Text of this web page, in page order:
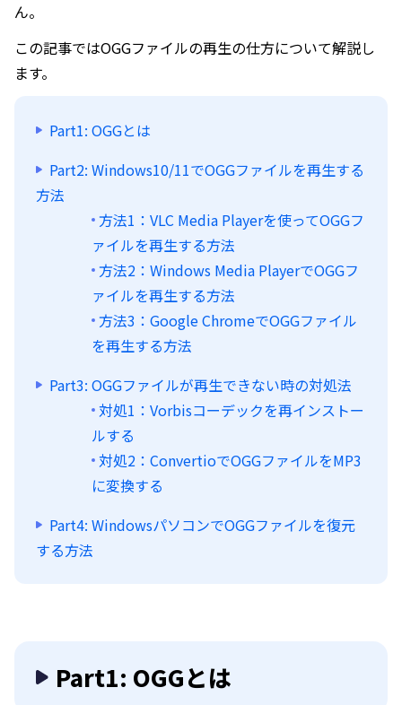
ん。
この記事ではOGGファイルの再生の仕方について解説し
ます。
Part1: OGGとは
Part2: Windows10/11でOGGファイルを再生する
方法
方法1：VLC Media Playerを使ってOGGフ
ァイルを再生する方法
方法2：Windows Media PlayerでOGGフ
ァイルを再生する方法
方法3：Google ChromeでOGGファイル
を再生する方法
Part3: OGGファイルが再生できない時の対処法
対処1：Vorbisコーデックを再インストー
ルする
対処2：ConvertioでOGGファイルをMP3
に変換する
Part4: WindowsパソコンでOGGファイルを復元
する方法
Part1: OGGとは